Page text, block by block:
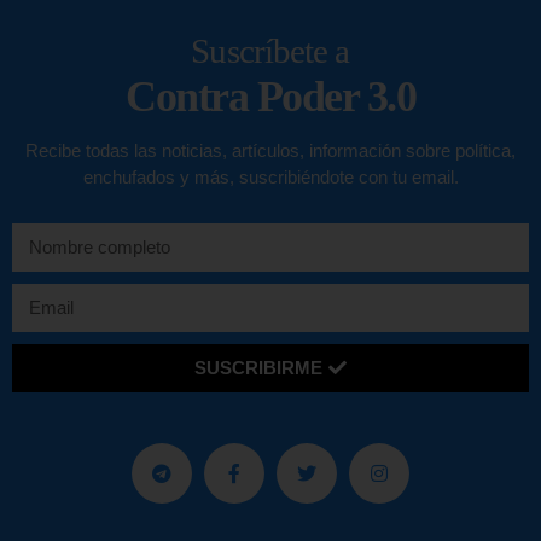
Suscríbete a
Contra Poder 3.0
Recibe todas las noticias, artículos, información sobre política,
enchufados y más, suscribiéndote con tu email.
SUSCRIBIRME